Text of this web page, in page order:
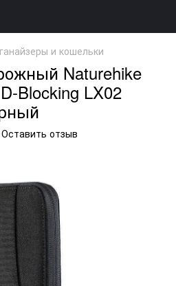
и кошельки
Naturehike
Blocking LX02
Оставить отзыв